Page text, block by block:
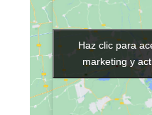
Haz clic para
marketing y
Haz clic para
marketing y